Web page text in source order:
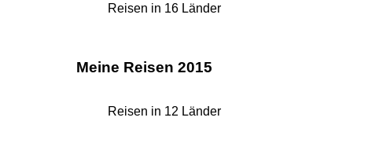
Reisen in 16 Länder
Meine Reisen 2015
Reisen in 12 Länder